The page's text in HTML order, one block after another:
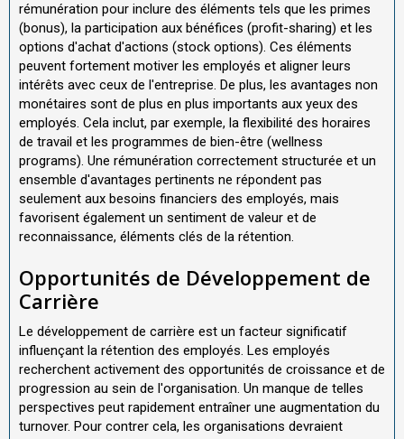
rémunération pour inclure des éléments tels que les primes
(bonus), la participation aux bénéfices (profit-sharing) et les
options d'achat d'actions (stock options). Ces éléments
peuvent fortement motiver les employés et aligner leurs
intérêts avec ceux de l'entreprise. De plus, les avantages non
monétaires sont de plus en plus importants aux yeux des
employés. Cela inclut, par exemple, la flexibilité des horaires
de travail et les programmes de bien-être (wellness
programs). Une rémunération correctement structurée et un
ensemble d'avantages pertinents ne répondent pas
seulement aux besoins financiers des employés, mais
favorisent également un sentiment de valeur et de
reconnaissance, éléments clés de la rétention.
Opportunités de Développement de
Carrière
Le développement de carrière est un facteur significatif
influençant la rétention des employés. Les employés
recherchent activement des opportunités de croissance et de
progression au sein de l'organisation. Un manque de telles
perspectives peut rapidement entraîner une augmentation du
turnover. Pour contrer cela, les organisations devraient